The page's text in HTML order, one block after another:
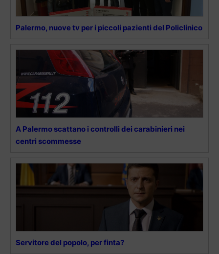
Palermo, nuove tv per i piccoli pazienti del Policlinico
A Palermo scattano i controlli dei carabinieri nei
centri scommesse
Servitore del popolo, per finta?